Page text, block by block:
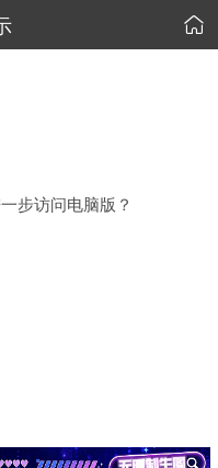

步访问电脑版？